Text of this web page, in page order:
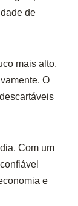
de
mais alto,
O
Com um
e